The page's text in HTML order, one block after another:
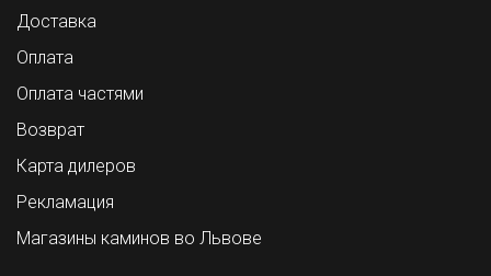
Доставка
Оплата
Оплата частями
Возврат
Карта дилеров
Рекламация
Магазины каминов во Львове